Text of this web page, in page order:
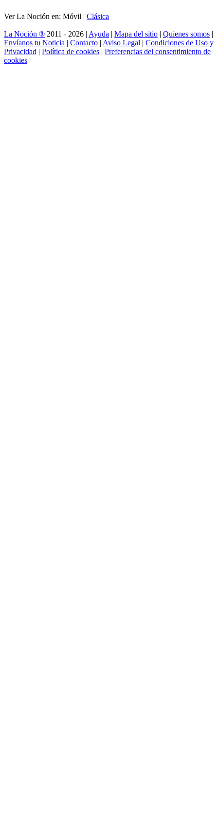
Ver La Noción en: Móvil | Clásica
La Noción ® 2011 - 2026 | Ayuda | Mapa del sitio | Quienes somos |
Envíanos tu Noticia | Contacto | Aviso Legal | Condiciones de Uso y
Privacidad | Política de cookies | Preferencias del consentimiento de
cookies